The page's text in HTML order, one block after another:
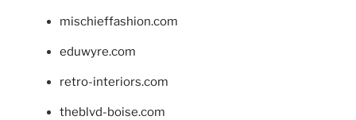
mischieffashion.com
eduwyre.com
retro-interiors.com
theblvd-boise.com